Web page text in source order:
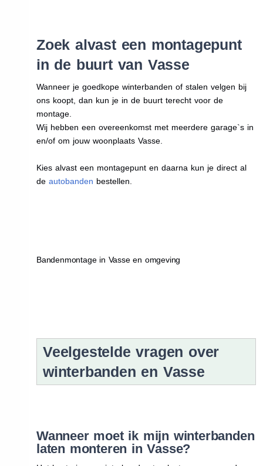
Zoek alvast een montagepunt
in de buurt van Vasse
Wanneer je goedkope winterbanden of stalen velgen bij
ons koopt, dan kun je in de buurt terecht voor de
montage.
Wij hebben een overeenkomst met meerdere garage`s in
en/of om jouw woonplaats Vasse.
Kies alvast een montagepunt en daarna kun je direct al
de autobanden bestellen.
Bandenmontage in Vasse en omgeving
Veelgestelde vragen over
winterbanden en Vasse
Wanneer moet ik mijn winterbanden
laten monteren in Vasse?